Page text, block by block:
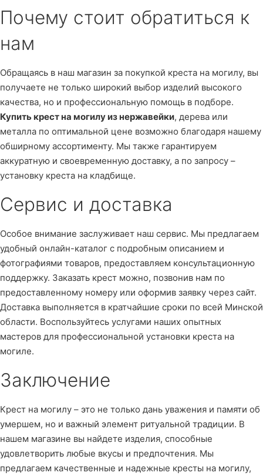
Почему стоит обратиться к
нам
Обращаясь в наш магазин за покупкой креста на могилу, вы
получаете не только широкий выбор изделий высокого
качества, но и профессиональную помощь в подборе.
Купить крест на могилу из нержавейки, дерева или
металла по оптимальной цене возможно благодаря нашему
обширному ассортименту. Мы также гарантируем
аккуратную и своевременную доставку, а по запросу –
установку креста на кладбище.
Сервис и доставка
Особое внимание заслуживает наш сервис. Мы предлагаем
удобный онлайн-каталог с подробным описанием и
фотографиями товаров, предоставляем консультационную
поддержку. Заказать крест можно, позвонив нам по
предоставленному номеру или оформив заявку через сайт.
Доставка выполняется в кратчайшие сроки по всей Минской
области. Воспользуйтесь услугами наших опытных
мастеров для профессиональной установки креста на
могиле.
Заключение
Крест на могилу – это не только дань уважения и памяти об
умершем, но и важный элемент ритуальной традиции. В
нашем магазине вы найдете изделия, способные
удовлетворить любые вкусы и предпочтения. Мы
предлагаем качественные и надежные кресты на могилу,